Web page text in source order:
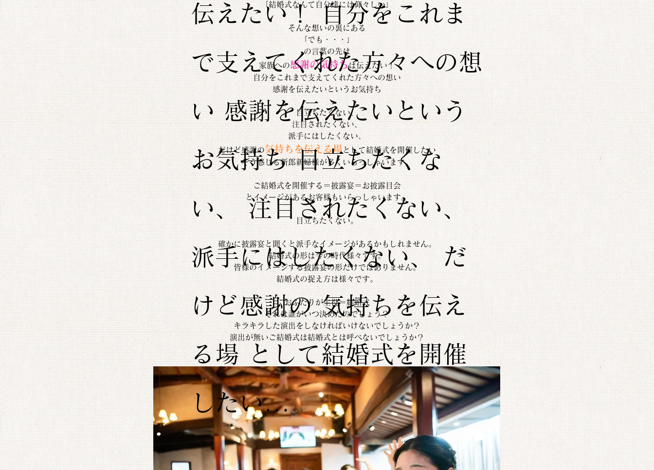
「結婚式なんて自分達には仰々しい」
そんな想いの裏にある
「でも・・・」
の言葉の先は
家族への感謝の気持ちは伝えたい！
自分をこれまで支えてくれた方々への想い
感謝を伝えたいというお気持ち
目立ちたくない、
注目されたくない、
派手にはしたくない、
だけど感謝の気持ちを伝える場 として結婚式を開催したい
そう感じる新郎新婦様が多くいらっしゃいます。
ご結婚式を開催する＝披露宴＝お披露目会
とイメージがあるお客様もいらっしゃいます。
目立ちたくない。
確かに披露宴と聞くと派手なイメージがあるかもしれません。
結婚式の形は今の時代様々です。
皆様のイメージする披露宴の形だけではありません。
結婚式の捉え方は様々です。
おふたりが主役＝結婚式
それは誰がいつ決めたのでしょう？
キラキラした演出をしなければいけないでしょうか？
演出が無いご結婚式は結婚式とは呼べないでしょうか？
伝えたい！ 自分をこれま
で支えてくれた方々への想
い 感謝を伝えたいという
お気持ち 目立ちたくな
い、 注目されたくない、
派手にはしたくない、 だ
けど感謝の 気持ちを伝え
る場 として結婚式を開催
したい...